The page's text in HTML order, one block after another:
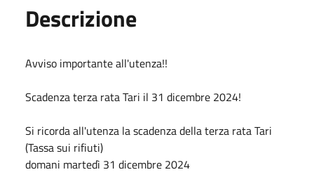
Descrizione
Avviso importante all'utenza!!
Scadenza terza rata Tari il 31 dicembre 2024!
Si ricorda all'utenza la scadenza della terza rata Tari
(Tassa sui rifiuti)
domani martedì 31 dicembre 2024